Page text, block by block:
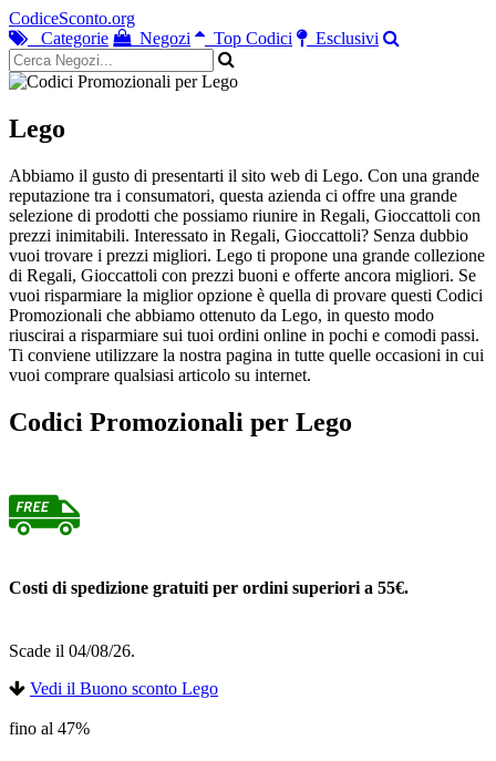
CodiceSconto.org
Categorie
Negozi Top Codici Esclusivi
Lego
Abbiamo il gusto di presentarti il sito web di Lego. Con una grande
reputazione tra i consumatori, questa azienda ci offre una grande
selezione di prodotti che possiamo riunire in Regali, Gioccattoli con
prezzi inimitabili. Interessato in Regali, Gioccattoli? Senza dubbio
vuoi trovare i prezzi migliori. Lego ti propone una grande collezione
di Regali, Gioccattoli con prezzi buoni e offerte ancora migliori. Se
vuoi risparmiare la miglior opzione è quella di provare questi Codici
Promozionali che abbiamo ottenuto da Lego, in questo modo
riuscirai a risparmiare sui tuoi ordini online in pochi e comodi passi.
Ti conviene utilizzare la nostra pagina in tutte quelle occasioni in cui
vuoi comprare qualsiasi articolo su internet.
Codici Promozionali per Lego
Costi di spedizione gratuiti per ordini superiori a 55€.
Scade il 04/08/26.
Vedi il Buono sconto Lego
fino al 47%